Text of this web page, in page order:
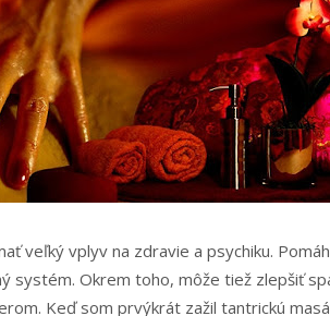
veľký vplyv na zdravie a psychiku.
systém. Okrem toho, môže tiež zlepšiť
Keď som prvýkrát zažil tantrickú